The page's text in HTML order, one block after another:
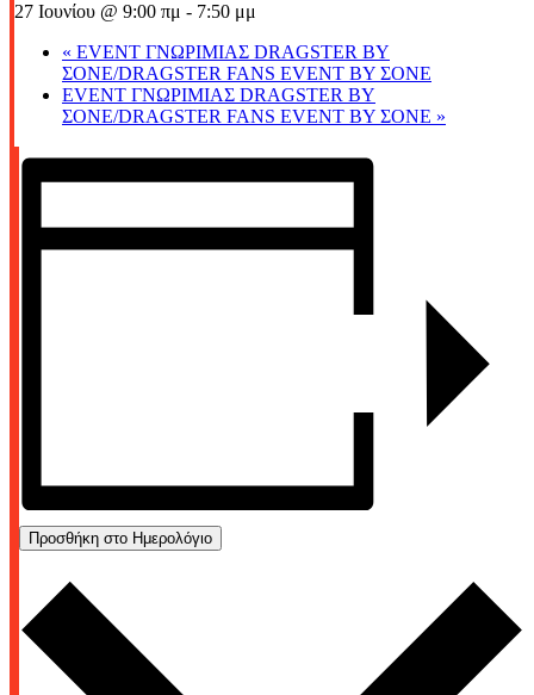
27 Ιουνίου @ 9:00 πμ - 7:50 μμ
« EVENT ΓΝΩΡΙΜΙΑΣ DRAGSTER BY
ΣΟΝΕ/DRAGSTER FANS EVENT BY ΣΟΝΕ
EVENT ΓΝΩΡΙΜΙΑΣ DRAGSTER BY
ΣΟΝΕ/DRAGSTER FANS EVENT BY ΣΟΝΕ »
Προσθήκη στο Ημερολόγιο